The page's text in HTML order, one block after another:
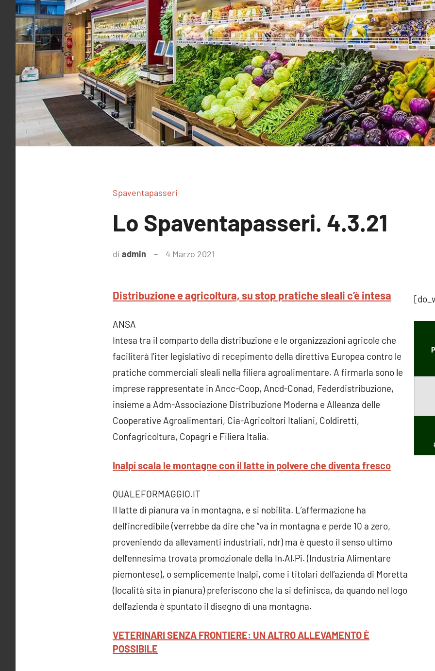
Spaventapasseri
Lo Spaventapasseri. 4.3.21
di admin 4 Marzo 2021
Distribuzione e agricoltura, su stop pratiche sleali c’è intesa
ANSA
Intesa tra il comparto della distribuzione e le organizzazioni agricole che
faciliterà l’iter legislativo di recepimento della direttiva Europea contro le
pratiche commerciali sleali nella filiera agroalimentare. A firmarla sono le
imprese rappresentate in Ancc-Coop, Ancd-Conad, Federdistribuzione,
insieme a Adm-Associazione Distribuzione Moderna e Alleanza delle
Cooperative Agroalimentari, Cia-Agricoltori Italiani, Coldiretti,
Confagricoltura, Copagri e Filiera Italia.
Inalpi scala le montagne con il latte in polvere che diventa fresco
QUALEFORMAGGIO.IT
Il latte di pianura va in montagna, e si nobilita. L’affermazione ha
dell’incredibile (verrebbe da dire che “va in montagna e perde 10 a zero,
proveniendo da allevamenti industriali, ndr) ma è questo il senso ultimo
dell’ennesima trovata promozionale della In.Al.Pi. (Industria Alimentare
piemontese), o semplicemente Inalpi, come i titolari dell’azienda di Moretta
(località sita in pianura) preferiscono che la si definisca, da quando nel logo
dell’azienda è spuntato il disegno di una montagna.
VETERINARI SENZA FRONTIERE: UN ALTRO ALLEVAMENTO È
POSSIBILE